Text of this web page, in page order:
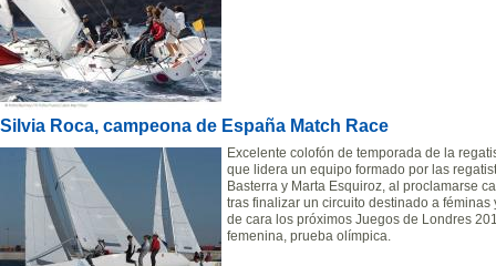
Silvia Roca, campeona de España Match Race
Excelente colofón de temporada de la
que lidera un equipo formado por las
Basterra y Marta Esquiroz, al proclamarse
tras finalizar un circuito destinado a féminas
de cara los próximos Juegos de Londres
femenina, prueba olímpica.